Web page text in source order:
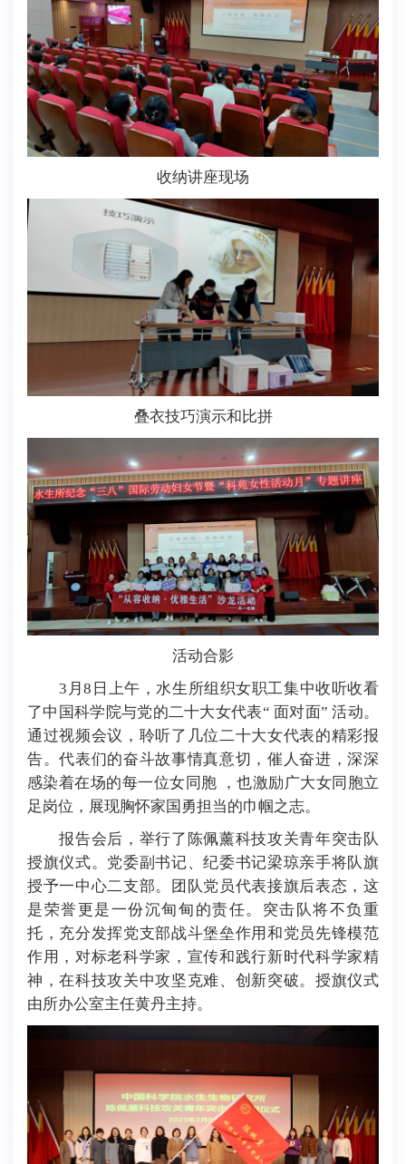
收纳讲座现场
叠衣技巧演示和比拼
活动合影
3月8日上午，水生所组织女职工集中收听收看
了中国科学院与党的二十大女代表“ 面对面” 活动。
通过视频会议，聆听了几位二十大女代表的精彩报
告。代表们的奋斗故事情真意切，催人奋进，深深
感染着在场的每一位女同胞 ，也激励广大女同胞立
足岗位，展现胸怀家国勇担当的巾帼之志。
报告会后，举行了陈佩薰科技攻关青年突击队
授旗仪式。党委副书记、纪委书记梁琼亲手将队旗
授予一中心二支部。团队党员代表接旗后表态，这
是荣誉更是一份沉甸甸的责任。突击队将不负重
托，充分发挥党支部战斗堡垒作用和党员先锋模范
作用，对标老科学家，宣传和践行新时代科学家精
神，在科技攻关中攻坚克难、创新突破。授旗仪式
由所办公室主任黄丹主持。